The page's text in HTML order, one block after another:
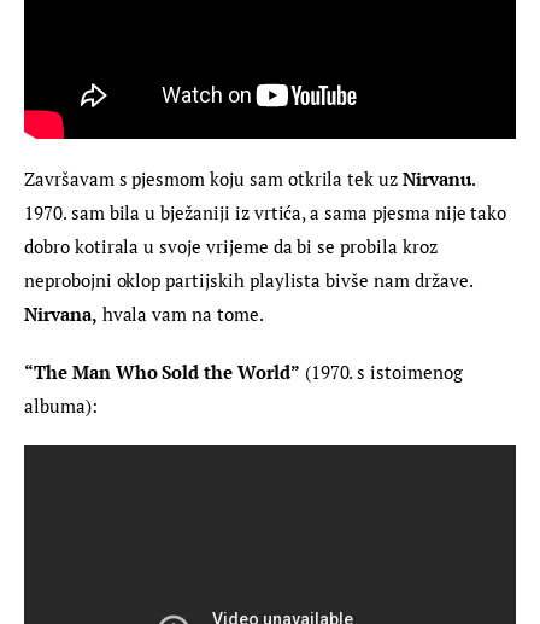
Završavam s pjesmom koju sam otkrila tek uz Nirvanu.
1970. sam bila u bježaniji iz vrtića, a sama pjesma nije tako
dobro kotirala u svoje vrijeme da bi se probila kroz
neprobojni oklop partijskih playlista bivše nam države.
Nirvana, hvala vam na tome.
“The Man Who Sold the World” (1970. s istoimenog
albuma):